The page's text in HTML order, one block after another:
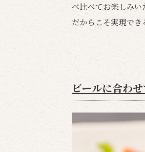
べ比べてお楽しみ
だからこそ実現でき
ビールに合わ